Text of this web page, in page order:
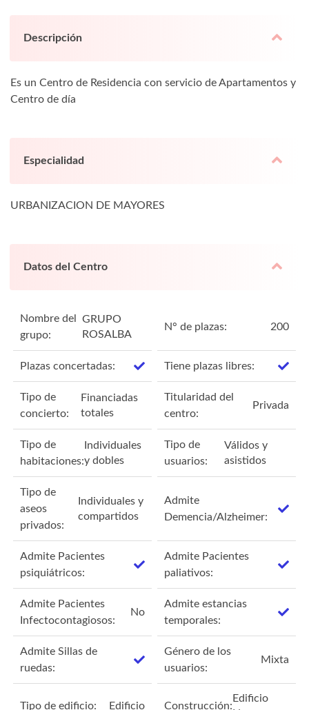
Descripción
Es un Centro de Residencia con servicio de Apartamentos y
Centro de día
Especialidad
URBANIZACION DE MAYORES
Datos del Centro
Nombre del
grupo:
GRUPO
ROSALBA
N° de plazas: 200
Plazas concertadas: Tiene plazas libres:
Tipo de
concierto:
Financiadas
totales
Titularidad del
centro:
Privada
Tipo de
habitaciones:
Individuales
y dobles
Tipo de
usuarios:
Válidos y
asistidos
Tipo de
aseos
privados:
Individuales y
compartidos
Admite
Demencia/Alzheimer:
Admite Pacientes
psiquiátricos:
Admite Pacientes
paliativos:
Admite Pacientes
Infectocontagiosos:
No
Admite estancias
temporales:
Admite Sillas de
ruedas:
Género de los
usuarios:
Mixta
Tipo de edificio: Edificio Construcción:
Edificio